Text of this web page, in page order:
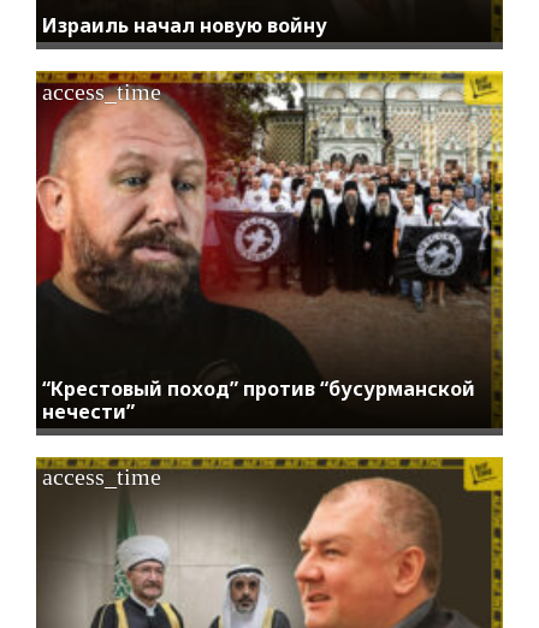
Израиль начал новую войну
“Крестовый поход” против “бусурманской
нечести”
access_time
access_time